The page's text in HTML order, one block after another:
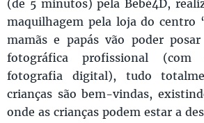
maquilhagem pela loja do centro
mamãs e papás vão poder
fotográfica profissional
fotografia digital), tudo
crianças são bem-vindas,
onde as crianças podem estar a